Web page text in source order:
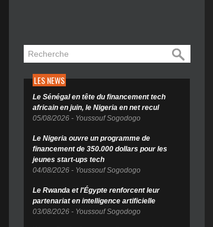
LES NEWS
Le Sénégal en tête du financement tech
africain en juin, le Nigeria en net recul
05/08/2026 - Youssouf Sogodogo
Le Nigeria ouvre un programme de
financement de 350.000 dollars pour les
jeunes start-ups tech
04/08/2026 - Youssouf Sogodogo
Le Rwanda et l'Égypte renforcent leur
partenariat en intelligence artificielle
03/08/2026 - Youssouf Sogodogo